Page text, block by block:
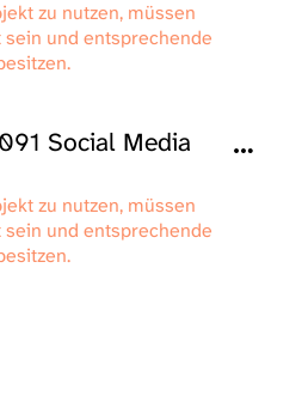
zu nutzen, müssen
sein und entsprechende
Social Media
zu nutzen, müssen
sein und entsprechende